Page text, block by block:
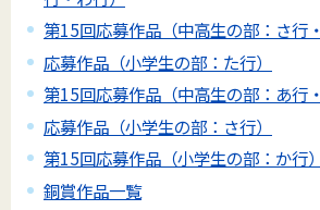
第15回応募作品（中高生の部：さ行
応募作品（小学生の部：た行）
第15回応募作品（中高生の部：あ行・
応募作品（小学生の部：さ行）
第15回応募作品（小学生の部：か行）
銅賞作品一覧